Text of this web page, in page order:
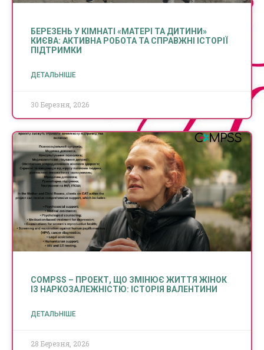
БЕРЕЗЕНЬ У КІМНАТІ «МАТЕРІ ТА ДИТИНИ»
КИЄВА: АКТИВНА РОБОТА ТА СПРАВЖНІ ІСТОРІЇ
ПІДТРИМКИ
ДЕТАЛЬНІШЕ
30 Березня, 2026
COMPSS – ПРОЕКТ, ЩО ЗМІНЮЄ ЖИТТЯ ЖІНОК
ІЗ НАРКОЗАЛЕЖНІСТЮ: ІСТОРІЯ ВАЛЕНТИНИ
ДЕТАЛЬНІШЕ
28 Березня, 2026